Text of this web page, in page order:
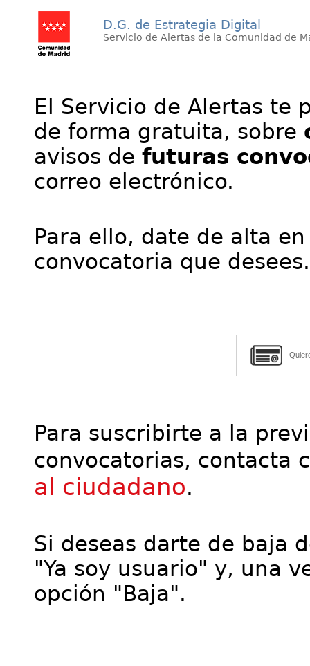
D.G. de Estrategia Digital
Servicio de Alertas de la Comunidad de
El Servicio de Alertas te
de forma gratuita, sobre
avisos de futuras
correo electrónico.
Para ello, date de alta
convocatoria que desees.
Para suscribirte a la
convocatorias, contacta
al ciudadano.
Si deseas darte de baja
"Ya soy usuario" y, una
opción "Baja".